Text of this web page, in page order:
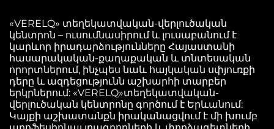
«VERELQ» տեղեկատվական-վերլուծական
կենտրոն – ուսումնասիրում և լուսաբանում է
կարևոր իրադարձությունները Հայաստանի
հասարակական-քաղաքական և տնտեսական
որորտներում, ինչպես նաև հայկական սփյուռքի
դերը և ազդեցությունն աշխարհի տարբեր
երկրներում: «VERELQ»տեղեկատվական-
վերլուծական կենտրոնը գործում է Երևանում:
Կայքի աշխատանքն իրականացվում է մի խումբ